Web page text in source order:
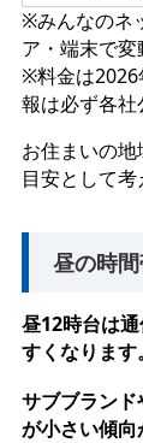
※みんなのネ
ア・端末で変
※料金は2026
報は必ず各社
お住まいの
目安として考
昼の時
昼12時台は
すくなります。
サブブラン
が小さい傾向